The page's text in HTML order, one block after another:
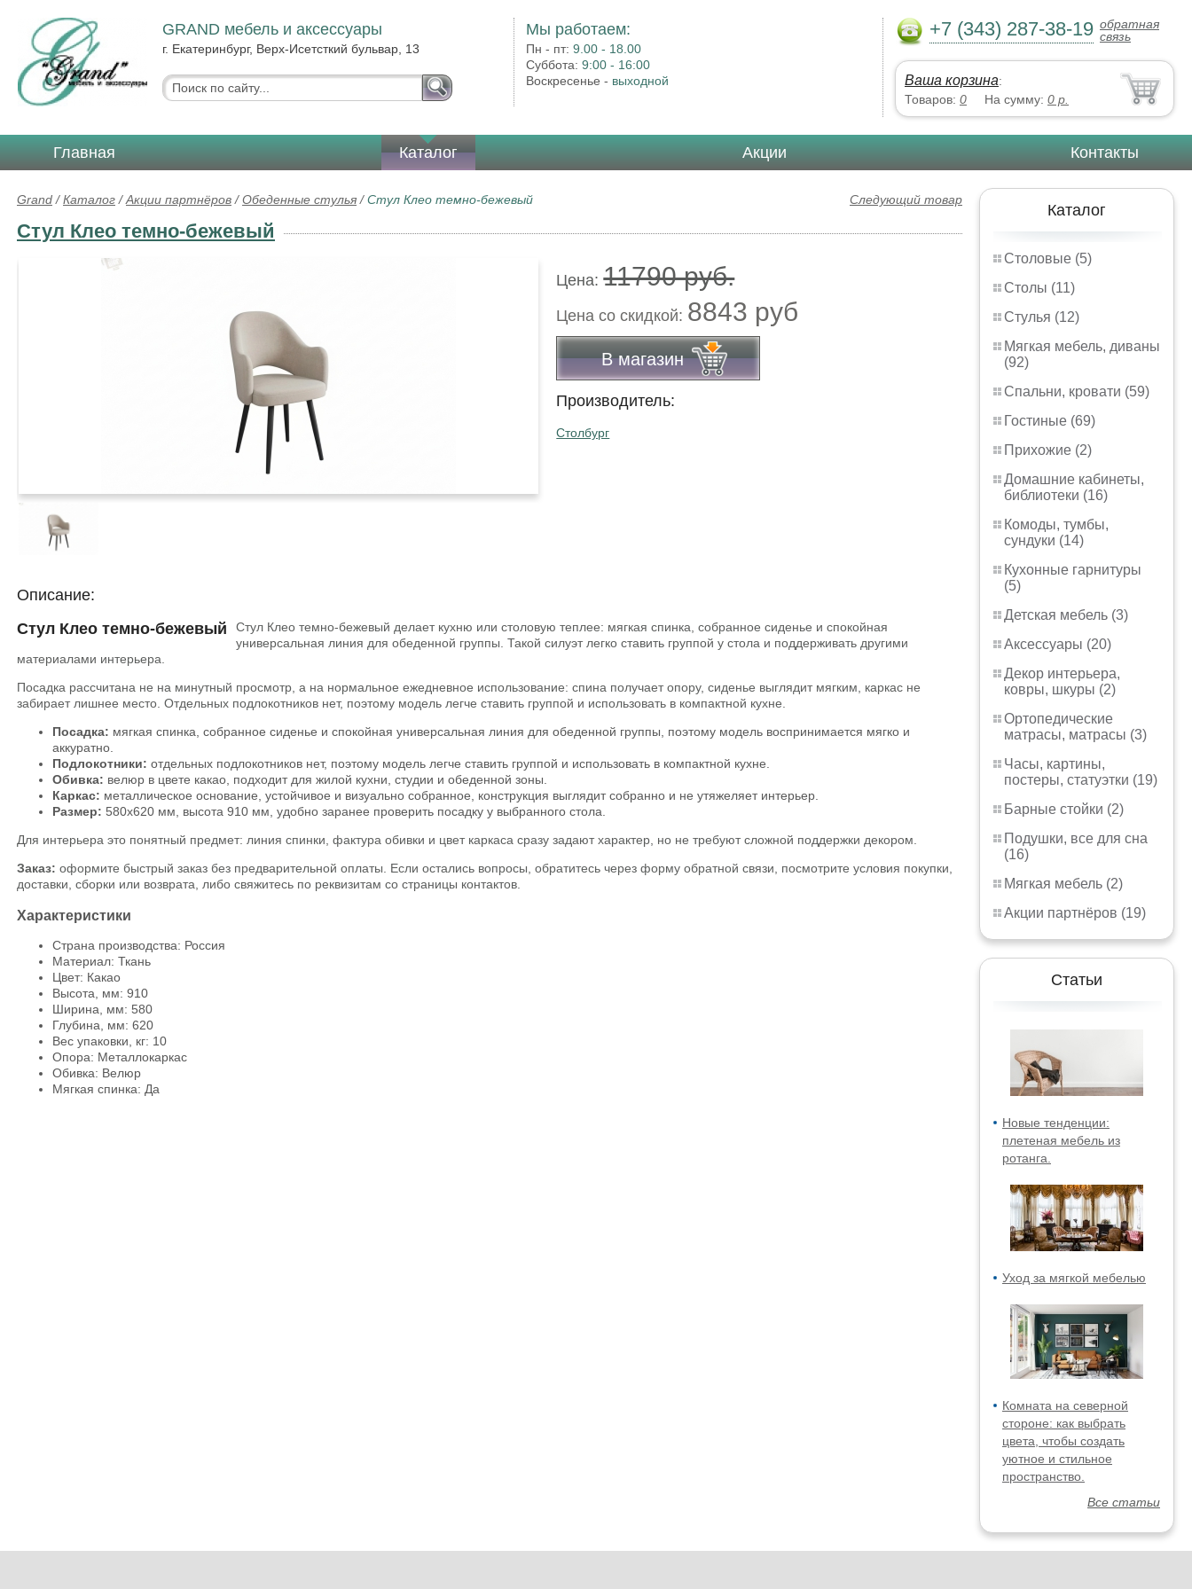
GRAND мебель и аксессуары
г. Екатеринбург, Верх-Исетсткий бульвар, 13
Мы работаем:
Пн - пт:9.00 - 18.00
Суббота:9:00 - 16:00
Воскресенье - выходной
+7 (343) 287-38-19 обратная
связь
Ваша корзина:
Товаров: 0 На сумму: 0 р.
Главная Каталог Акции Контакты
Каталог
Столовые (5)
Столы (11)
Стулья (12)
Мягкая мебель, диваны
(92)
Спальни, кровати (59)
Гостиные (69)
Прихожие (2)
Домашние кабинеты,
библиотеки (16)
Комоды, тумбы,
сундуки (14)
Кухонные гарнитуры
(5)
Детская мебель (3)
Аксессуары (20)
Декор интерьера,
ковры, шкуры (2)
Ортопедические
матрасы, матрасы (3)
Часы, картины,
постеры, статуэтки (19)
Барные стойки (2)
Подушки, все для сна
(16)
Мягкая мебель (2)
Акции партнёров (19)
Статьи
Новые тенденции:
плетеная мебель из
ротанга.
Уход за мягкой мебелью
Комната на северной
стороне: как выбрать
цвета, чтобы создать
уютное и стильное
пространство.
Все статьи
Следующий товар
Grand /Каталог /Акции партнёров /Обеденные стулья /Стул Клео темно-бежевый
Стул Клео темно-бежевый
Цена:11790 руб.
Цена co скидкой: 8843 руб
В магазин
Производитель:
Столбург
Описание:
Стул Клео темно-бежевый
Стул Клео темно-бежевый делает кухню или столовую теплее: мягкая спинка, собранное сиденье и спокойная
универсальная линия для обеденной группы. Такой силуэт легко ставить группой у стола и поддерживать другими
материалами интерьера.
Посадка рассчитана не на минутный просмотр, а на нормальное ежедневное использование: спина получает опору, сиденье выглядит мягким, каркас не
забирает лишнее место. Отдельных подлокотников нет, поэтому модель легче ставить группой и использовать в компактной кухне.
Посадка: мягкая спинка, собранное сиденье и спокойная универсальная линия для обеденной группы, поэтому модель воспринимается мягко и
аккуратно.
Подлокотники: отдельных подлокотников нет, поэтому модель легче ставить группой и использовать в компактной кухне.
Обивка: велюр в цвете какао, подходит для жилой кухни, студии и обеденной зоны.
Каркас: металлическое основание, устойчивое и визуально собранное, конструкция выглядит собранно и не утяжеляет интерьер.
Размер: 580х620 мм, высота 910 мм, удобно заранее проверить посадку у выбранного стола.
Для интерьера это понятный предмет: линия спинки, фактура обивки и цвет каркаса сразу задают характер, но не требуют сложной поддержки декором.
Заказ: оформите быстрый заказ без предварительной оплаты. Если остались вопросы, обратитесь через форму обратной связи, посмотрите условия покупки,
доставки, сборки или возврата, либо свяжитесь по реквизитам со страницы контактов.
Характеристики
Страна производства: Россия
Материал: Ткань
Цвет: Какао
Высота, мм: 910
Ширина, мм: 580
Глубина, мм: 620
Вес упаковки, кг: 10
Опора: Металлокаркас
Обивка: Велюр
Мягкая спинка: Да